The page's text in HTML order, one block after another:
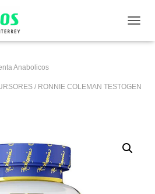
Anabolicos
/ RONNIE COLEMAN TESTOGEN